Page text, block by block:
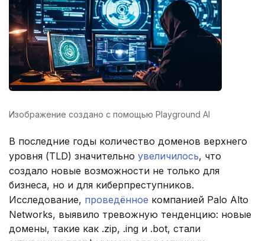
Изображение создано с помощью Playground AI
В последние годы количество доменов верхнего
уровня (TLD) значительно увеличилось, что
создало новые возможности не только для
бизнеса, но и для киберпреступников.
Исследование, проведённое компанией Palo Alto
Networks, выявило тревожную тенденцию: новые
домены, такие как .zip, .ing и .bot, стали